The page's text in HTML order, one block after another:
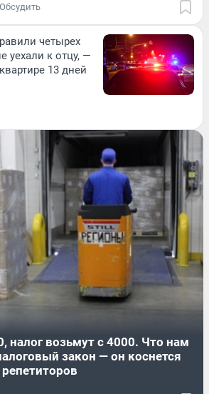
Обсудить
четырех
уехали к отцу, —
13 дней
налог возьмут с 4000. Что нам
закон — он коснется